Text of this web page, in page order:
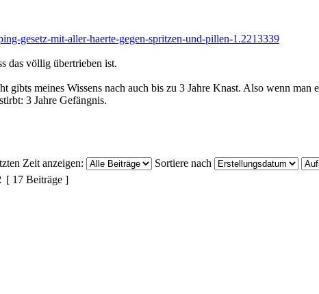
gesetz-mit-aller-haerte-gegen-spritzen-und-pillen-1.2213339
das völlig übertrieben ist.
gibts meines Wissens nach auch bis zu 3 Jahre Knast. Also wenn
3 Jahre Gefängnis.
Zeit anzeigen:
Sortiere nach
[ 17 Beiträge ]